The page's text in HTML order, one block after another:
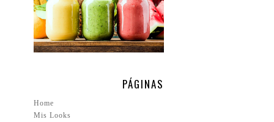
PÁGINAS
Home
Mis Looks